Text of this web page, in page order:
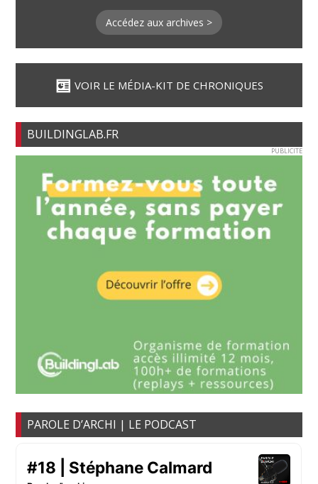
Accédez aux archives >
VOIR LE MÉDIA-KIT DE CHRONIQUES
BUILDINGLAB.FR
PUBLICITE
PAROLE D’ARCHI | LE PODCAST